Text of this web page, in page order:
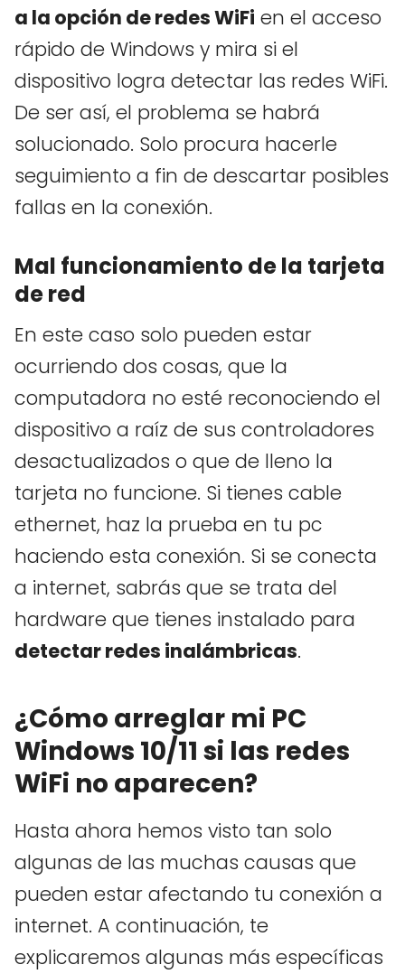
a la opción de redes WiFi en el acceso
rápido de Windows y mira si el
dispositivo logra detectar las redes WiFi.
De ser así, el problema se habrá
solucionado. Solo procura hacerle
seguimiento a fin de descartar posibles
fallas en la conexión.
Mal funcionamiento de la tarjeta
de red
En este caso solo pueden estar
ocurriendo dos cosas, que la
computadora no esté reconociendo el
dispositivo a raíz de sus controladores
desactualizados o que de lleno la
tarjeta no funcione. Si tienes cable
ethernet, haz la prueba en tu pc
haciendo esta conexión. Si se conecta
a internet, sabrás que se trata del
hardware que tienes instalado para
detectar redes inalámbricas.
¿Cómo arreglar mi PC
Windows 10/11 si las redes
WiFi no aparecen?
Hasta ahora hemos visto tan solo
algunas de las muchas causas que
pueden estar afectando tu conexión a
internet. A continuación, te
explicaremos algunas más específicas